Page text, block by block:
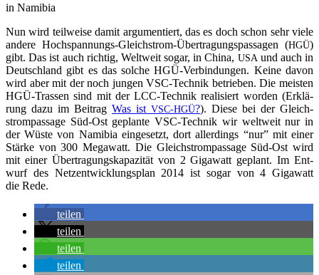
in Namibia
Nun wird teil­wei­se damit argu­men­tiert, das es doch schon sehr vie­le
ande­re Hoch­span­nungs-Gleich­strom-Über­tra­gungs­pas­sa­gen (HGÜ)
gibt. Das ist auch rich­tig, Welt­weit sogar, in Chi­na, USA und auch in
Deutsch­land gibt es das sol­che HGÜ-Ver­bin­dun­gen. Kei­ne davon
wird aber mit der noch jun­gen VSC-Tech­nik betrie­ben. Die meis­ten
HGÜ-Tras­sen sind mit der LCC-Tech­nik rea­li­siert wor­den (Erklä­
rung dazu im Bei­trag Was ist VSC-HGÜ?). Die­se bei der Gleich­
strom­pas­sa­ge Süd-Ost geplan­te VSC-Tech­nik wir welt­weit nur in
der Wüs­te von Nami­bia ein­ge­setzt, dort aller­dings “nur” mit einer
Stär­ke von 300 Mega­watt. Die Gleich­strom­pas­sa­ge Süd-Ost wird
mit einer Über­tra­gungs­ka­pa­zi­tät von 2 Giga­watt geplant. Im Ent­
wurf des Netz­ent­wick­lungs­plan 2014 ist sogar von 4 Giga­watt
die Rede.
tei­len
tei­len
tei­len
tei­len